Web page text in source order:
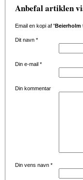
Anbefal artiklen
Email en kopi af 'Beierholm
Dit navn *
Din e-mail *
Din kommentar
Din vens navn *